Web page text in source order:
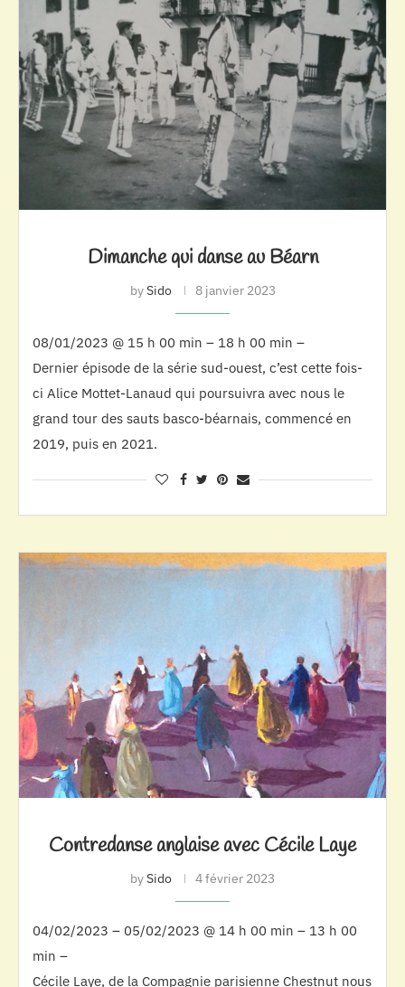
Dimanche qui danse au Béarn
bySido 8 janvier 2023
08/01/2023 @ 15 h 00 min – 18 h 00 min –
Dernier épisode de la série sud-ouest, c’est cette fois-
ci Alice Mottet-Lanaud qui poursuivra avec nous le
grand tour des sauts basco-béarnais, commencé en
2019, puis en 2021.
Contredanse anglaise avec Cécile Laye
bySido 4 février 2023
04/02/2023 – 05/02/2023 @ 14 h 00 min – 13 h 00
min –
Cécile Laye, de la Compagnie parisienne Chestnut nous